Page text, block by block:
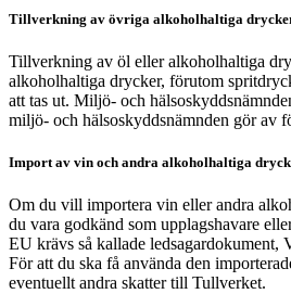
Tillverkning av övriga alkoholhaltiga
Tillverkning av öl eller alkoholhaltiga
alkoholhaltiga drycker, förutom
att tas ut. Miljö- och
miljö- och hälsoskyddsnämnden gör av
Import av vin och andra alkoholhaltiga
Om du vill importera vin eller andra
du vara godkänd som upplagshavare
EU krävs så kallade
För att du ska få använda den
eventuellt andra skatter till Tullverket.